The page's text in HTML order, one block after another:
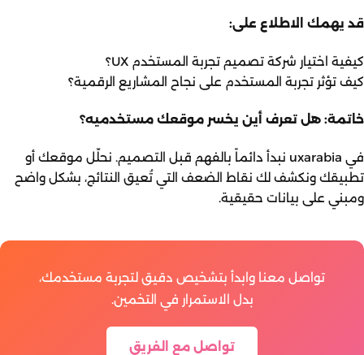
قد يهمك الاطلاع على:
كيفية اختيار شركة تصميم تجربة المستخدم UX؟
كيف تؤثر تجربة المستخدم على نجاح المشاريع الرقمية؟
خاتمة: هل تعرف أين يخسر موقعك مستخدميه؟
في uxarabia نبدأ دائماً بالفهم قبل التصميم. نحلّل موقعك أو
تطبيقك ونكشف لك نقاط الضعف التي تُعيق النتائج، بشكل واضح
ومبني على بيانات حقيقية.
تواصل معنا وابدأ بتشخيص دقيق لتجربة مستخدمك،
بدل الاستمرار في التخمين.
تواصل مع الفريق